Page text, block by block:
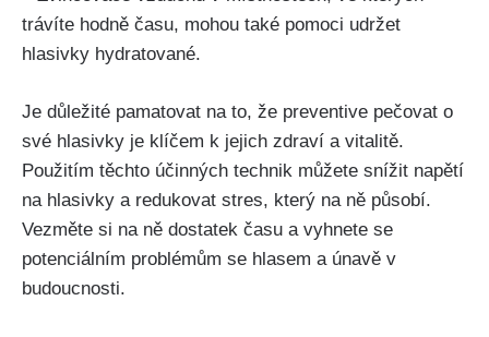
trávíte hodně času, mohou⁣ také pomoci udržet
hlasivky hydratované.
Je důležité pamatovat na to, že preventive pečovat o⁣
své hlasivky ⁢je‍ klíčem k jejich zdraví a vitalitě.
Použitím těchto účinných technik můžete snížit napětí
na hlasivky a redukovat stres, který ⁤na ‌ně působí.
⁣Vezměte⁢ si ​na ně dostatek ⁢času a vyhnete se
potenciálním problémům ​se hlasem a únavě v
budoucnosti.